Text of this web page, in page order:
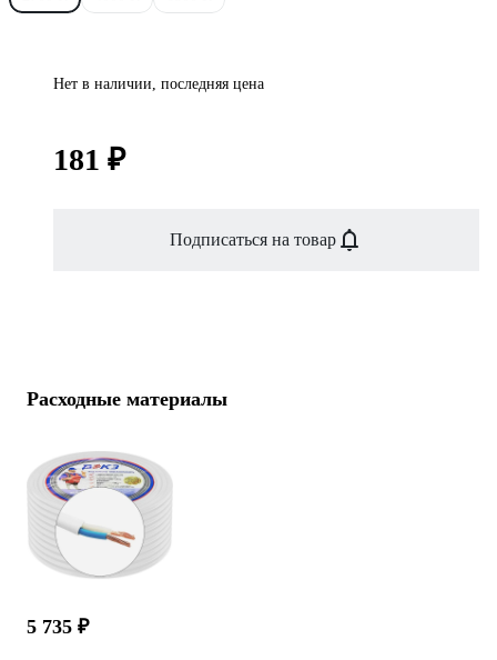
Нет в наличии, последняя цена
181 ₽
Подписаться на товар
Расходные материалы
5 735 ₽